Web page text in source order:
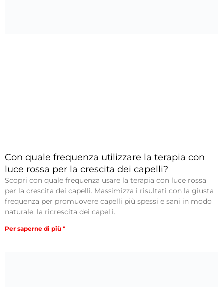
Con quale frequenza utilizzare la terapia con
luce rossa per la crescita dei capelli?
Scopri con quale frequenza usare la terapia con luce rossa
per la crescita dei capelli. Massimizza i risultati con la giusta
frequenza per promuovere capelli più spessi e sani in modo
naturale, la ricrescita dei capelli.
Per saperne di più "